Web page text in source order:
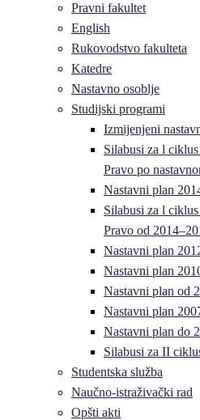
Pravni fakultet
English
Rukovodstvo fakulteta
Katedre
Nastavno osoblje
Studijski programi
Izmijenjeni
Silabusi za l
Pravo po
Nastavni plan
Silabusi za l
Pravo od
Nastavni plan
Nastavni plan
Nastavni plan od
Nastavni plan
Nastavni plan do
Silabusi za II
Studentska služba
Naučno-istraživački rad
Opšti akti